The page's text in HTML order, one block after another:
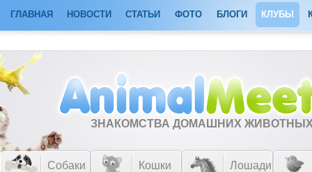
ГЛАВНАЯ НОВОСТИ СТАТЬИ ФОТО БЛОГИ КЛУБЫ
ЗНАКОМСТВА ДОМАШНИХ
Собаки Кошки Лошади